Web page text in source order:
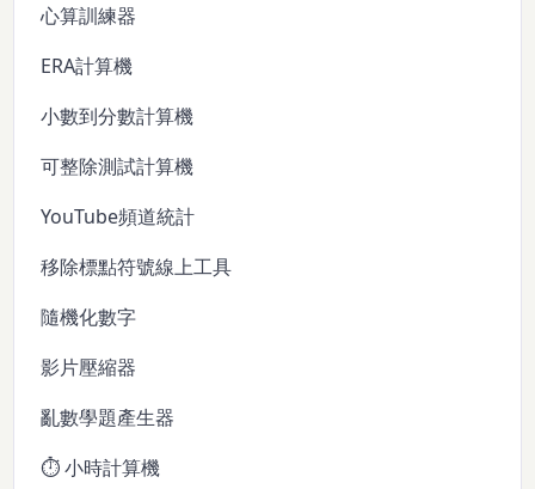
心算訓練器
ERA計算機
小數到分數計算機
可整除測試計算機
YouTube頻道統計
移除標點符號線上工具
隨機化數字
影片壓縮器
亂數學題產生器
⏱️ 小時計算機